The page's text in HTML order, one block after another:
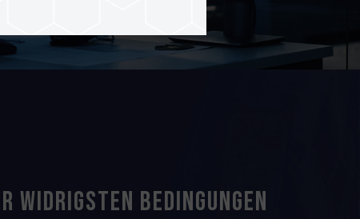
widrigsten Bedingungen